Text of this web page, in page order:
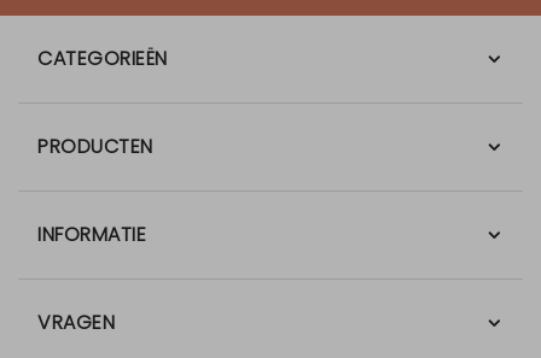
CATEGORIEËN
PRODUCTEN
INFORMATIE
VRAGEN